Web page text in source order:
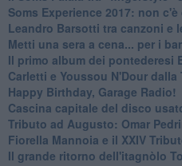
Soms Experience 2017: non
​Leandro Barsotti tra canzoni e
​Metti una sera a cena... per i
​Il primo album dei pontederesi
Carletti e Youssou N'Dour dalla
Happy Birthday, Garage Radio!
​Cascina capitale del disco
Tributo ad Augusto: Omar
​Fiorella Mannoia e il XXIV
Il grande ritorno dell'itagnòlo